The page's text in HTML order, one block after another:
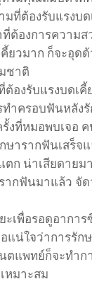
ที่ต้องรับแรงบด
ต้องการความส
ยวมาก ก็จะอุด
ชาติ
องรับแรงบดเคี้
ำครอบฟันหลัง
งที่หมอพบเจอ
ษารากฟันเสร็จ
ก น่าเสียดายม
ากฟันมาแล้ว จั
ะเพื่อรอดูอากา
แน่ใจว่าการรัก
ตแพทย์ก็จะทำ
หมาะสม